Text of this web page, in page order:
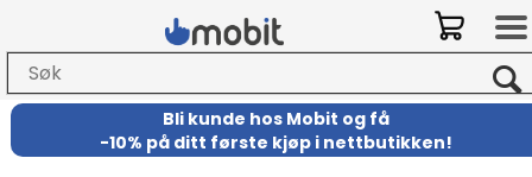
Bli kunde hos Mobit og få
-10% på ditt første kjøp i nettbutikken!